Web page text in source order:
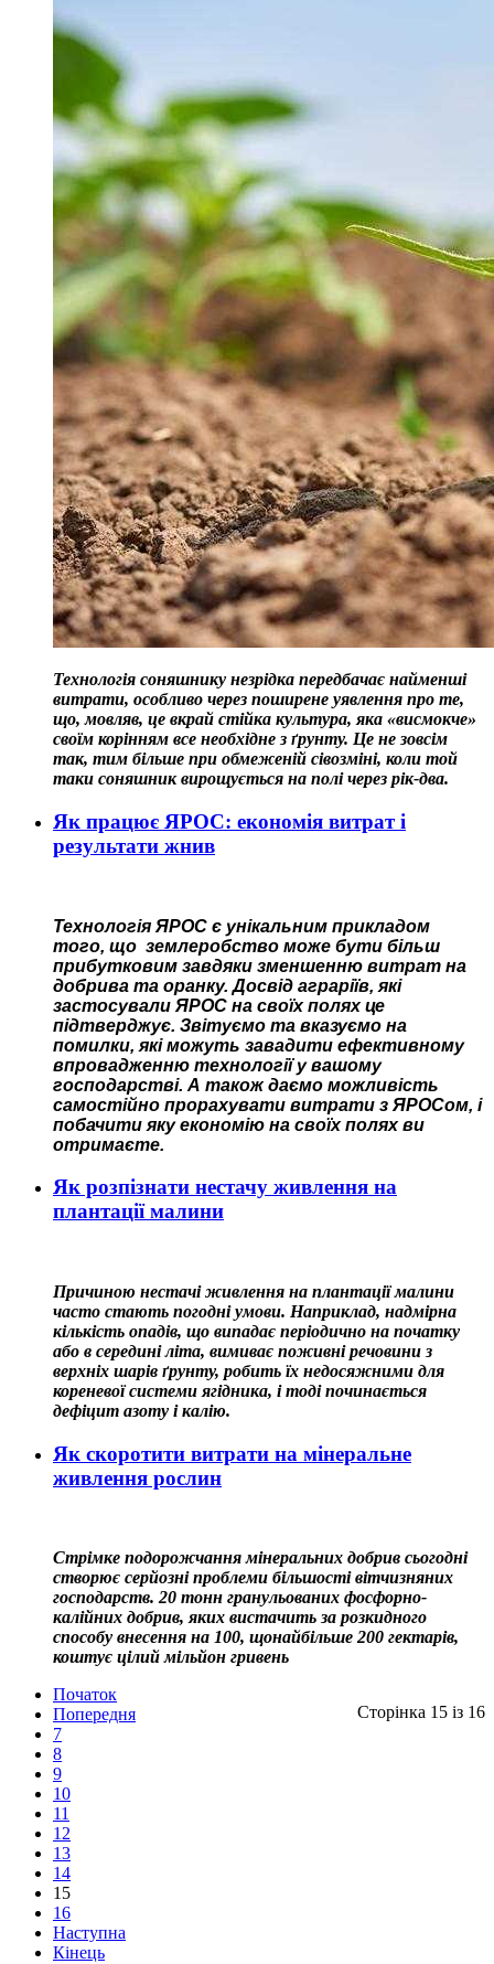
Технологія соняшнику незрідка передбачає найменші
витрати, особливо через поширене уявлення про те,
що, мовляв, це вкрай стійка культура, яка «висмокче»
своїм корінням все необхідне з ґрунту. Це не зовсім
так, тим більше при обмеженій сівозміні, коли той
таки соняшник вирощується на полі через рік-два.
Як працює ЯРОС: економія витрат і
результати жнив
Технологія ЯРОС є унікальним прикладом
того, що землеробство може бути більш
прибутковим завдяки зменшенню витрат на
добрива та оранку. Досвід аграріїв, які
застосували ЯРОС на своїх полях це
підтверджує. Звітуємо та вказуємо на
помилки, які можуть завадити ефективному
впровадженню технології у вашому
господарстві. А також даємо можливість
самостійно прорахувати витрати з ЯРОСом, і
побачити яку економію на своїх полях ви
отримаєте.
Як розпізнати нестачу живлення на
плантації малини
Причиною нестачі живлення на плантації малини
часто стають погодні умови. Наприклад, надмірна
кількість опадів, що випадає періодично на початку
або в середині літа, вимиває поживні речовини з
верхніх шарів ґрунту, робить їх недосяжними для
кореневої системи ягідника, і тоді починається
дефіцит азоту і калію.
Як скоротити витрати на мінеральне
живлення рослин
Стрімке подорожчання мінеральних добрив сьогодні
створює серйозні проблеми більшості вітчизняних
господарств. 20 тонн гранульованих фосфорно-
калійних добрив, яких вистачить за розкидного
способу внесення на 100, щонайбільше 200 гектарів,
коштує цілий мільйон гривень
Сторінка 15 із 16
Початок
Попередня
7
8
9
10
11
12
13
14
15
16
Наступна
Кінець